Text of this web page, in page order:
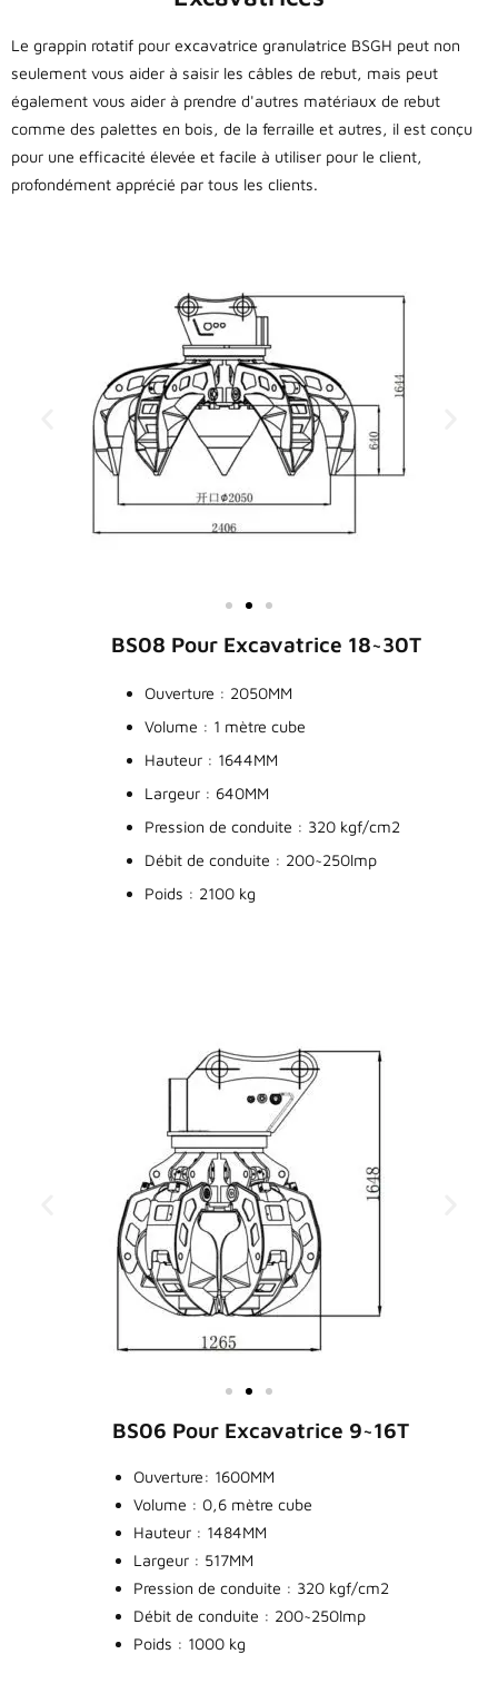
Le grappin rotatif pour excavatrice granulatrice BSGH peut non
seulement vous aider à saisir les câbles de rebut, mais peut
également vous aider à prendre d'autres matériaux de rebut
comme des palettes en bois, de la ferraille et autres, il est conçu
pour une efficacité élevée et facile à utiliser pour le client,
profondément apprécié par tous les clients.
BS08 Pour Excavatrice 18~30T
Ouverture : 2050MM
Volume : 1 mètre cube
Hauteur : 1644MM
Largeur : 640MM
Pression de conduite : 320 kgf/cm2
Débit de conduite : 200~250lmp
Poids : 2100 kg
BS06 Pour Excavatrice 9~16T
Ouverture: 1600MM
Volume : 0,6 mètre cube
Hauteur : 1484MM
Largeur : 517MM
Pression de conduite : 320 kgf/cm2
Débit de conduite : 200~250lmp
Poids : 1000 kg